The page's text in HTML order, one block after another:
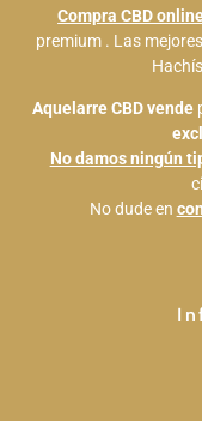
Compra CBD
premium . Las
Aquelarre CBDvende
No damos ningún
No dude en